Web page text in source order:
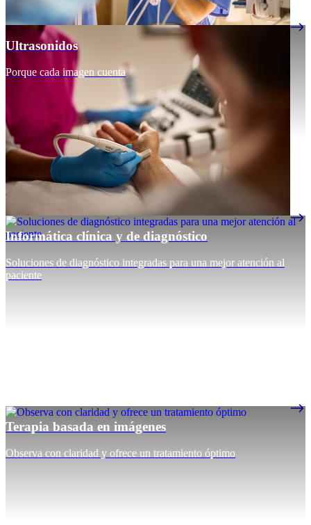
Ultrasonidos
Porque cada imagen cuenta
Informática clínica y de diagnóstico
Soluciones de diagnóstico integradas para una mejor atención al
paciente
Terapia basada en imágenes
Observa con claridad y ofrece un tratamiento óptimo